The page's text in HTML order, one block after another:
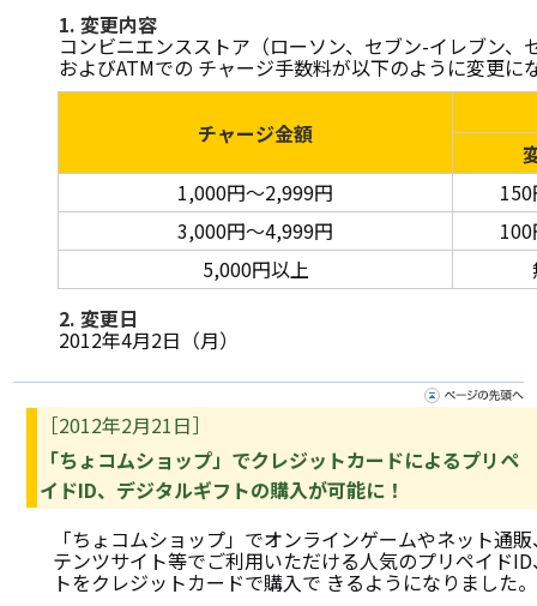
1. 変更内容
コンビニエンスストア（ローソン、セブン-イレブン、
およびATMでの チャージ手数料が以下のように変更に
チャージ金額
1,000円～2,999円
3,000円～4,999円
5,000円以上
2. 変更日
2012年4月2日（月）
［2012年2月21日］
「ちょコムショップ」でクレジットカードによるプリペ
イドID、デジタルギフトの購入が可能に！
「ちょコムショップ」でオンラインゲームやネット通
テンツサイト等でご利用いただける人気のプリペイド
トをクレジットカードで購入で きるようになりました。